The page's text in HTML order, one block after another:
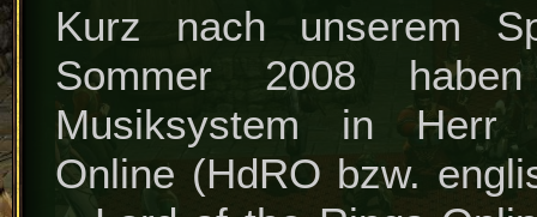
Kurz nach unserem
Sommer 2008
Musiksystem in Herr
Online (HdRO bzw.